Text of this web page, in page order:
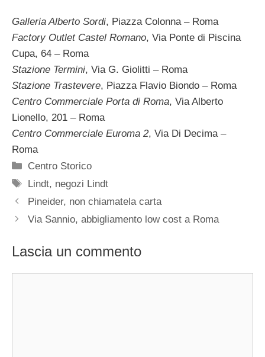
Galleria Alberto Sordi, Piazza Colonna – Roma
Factory Outlet Castel Romano, Via Ponte di Piscina
Cupa, 64 – Roma
Stazione Termini, Via G. Giolitti – Roma
Stazione Trastevere, Piazza Flavio Biondo – Roma
Centro Commerciale Porta di Roma, Via Alberto
Lionello, 201 – Roma
Centro Commerciale Euroma 2, Via Di Decima –
Roma
Categorie
Centro Storico
Tag
Lindt, negozi Lindt
Pineider, non chiamatela carta
Via Sannio, abbigliamento low cost a Roma
Lascia un commento